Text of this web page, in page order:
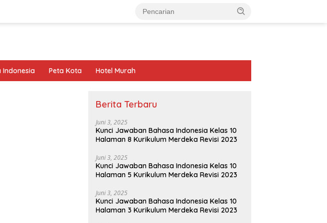
Indonesia Peta Kota Hotel Murah
Berita Terbaru
Juni 3, 2025
Kunci Jawaban Bahasa Indonesia Kelas 10
Halaman 8 Kurikulum Merdeka Revisi 2023
Juni 3, 2025
Kunci Jawaban Bahasa Indonesia Kelas 10
Halaman 5 Kurikulum Merdeka Revisi 2023
Juni 3, 2025
Kunci Jawaban Bahasa Indonesia Kelas 10
Halaman 3 Kurikulum Merdeka Revisi 2023